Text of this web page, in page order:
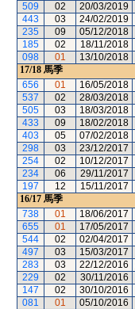
509
02 20/03/2019
443
03 24/02/2019
235
09 05/12/2018
185
02 18/11/2018
098
01 13/10/2018
17/18 馬季
656
01 16/05/2018
537
02 28/03/2018
505
03 18/03/2018
433
09 18/02/2018
403
05 07/02/2018
298
03 23/12/2017
254
02 10/12/2017
234
06 29/11/2017
197
12 15/11/2017
16/17 馬季
738
01 18/06/2017
655
01 17/05/2017
544
02 02/04/2017
497
03 15/03/2017
283
03 22/12/2016
229
02 30/11/2016
147
02 30/10/2016
081
01 05/10/2016